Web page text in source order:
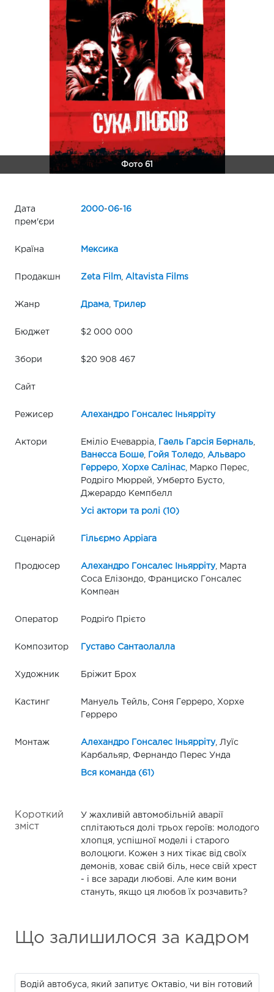
Фото 61
Дата
прем'єри
2000-06-16
Країна Мексика
Продакшн Zeta Film, Altavista Films
Жанр Драма, Трилер
Бюджет $2 000 000
Збори $20 908 467
Сайт
Режисер Алехандро Гонсалес Іньярріту
Актори Еміліо Ечеварріа, Гаель Гарсія Берналь,
Ванесса Боше, Гойя Толедо,
Альваро
Герреро, Хорхе Салінас, Марко Перес,
Родріго Мюррей, Умберто Бусто,
Джерардо Кемпбелл
Усі актори та ролі (10)
Сценарій Гільєрмо Арріага
Продюсер Алехандро Гонсалес Іньярріту, Марта
Соса Елізондо, Франциско Гонсалес
Компеан
Оператор Родріґо Прієто
Композитор Густаво Сантаолалла
Художник Бріжит Брох
Кастинг
Мануель Тейль, Соня Герреро, Хорхе
Герреро
Монтаж Алехандро Гонсалес Іньярріту, Луїс
Карбальяр, Фернандо Перес Унда
Вся команда (61)
Короткий
зміст
У жахливій автомобільній аварії
сплітаються долі трьох героїв: молодого
хлопця, успішної моделі і старого
волоцюги. Кожен з них тікає від своїх
демонів, ховає свій біль, несе свій хрест
- і все заради любові. Але ким вони
стануть, якщо ця любов їх розчавить?
Що залишилося за кадром
Водій автобуса, який запитує Октавіо, чи він готовий